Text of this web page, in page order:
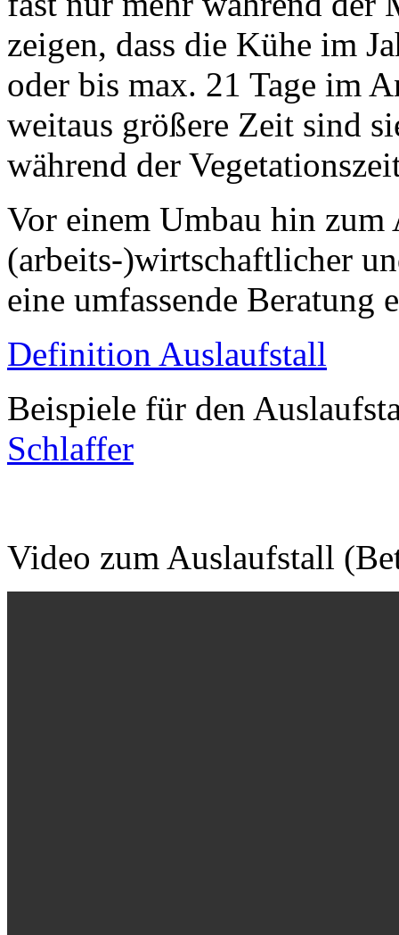
zeigen, dass die Kühe im
oder bis max. 21 Tage im
weitaus größere Zeit sind
während der
Vor einem Umbau hin
(arbeits-)wirtschaftlicher
eine umfassende Beratung
Definition Auslaufstall
Beispiele für den
Schlaffer
Video zum Auslaufstall